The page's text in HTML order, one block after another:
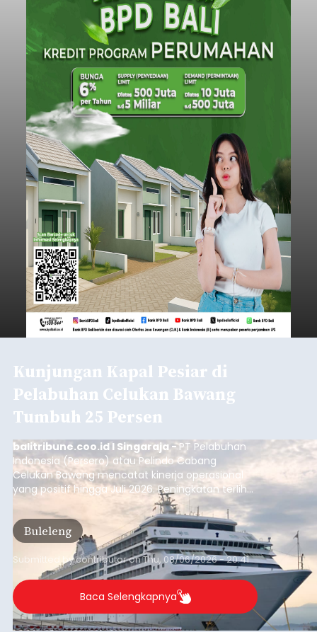
Kunjungan Kapal Pesiar di
Pelabuhan Celukan Bawang
Tumbuh 25 Persen
balitribune.coo.id I Singaraja -PT Pelabuhan
Indonesia (Persero) atau Pelindo Cabang
Celukan Bawang mencatat kinerja operasional
yang positif hingga Juli 2026. Peningkatan terlihat
dari arus kapal yang mencapai 1,48 juta Gross
Tonnage (GT), atau tumbuh 12,4 persen
dibandingkan periode yang sama tahun lalu
yang tercatat sebesar 1,32 juta GT.
Buleleng
Submitted bycontributoronThu, 08/06/2026 - 20:41
Baca Selengkapnya